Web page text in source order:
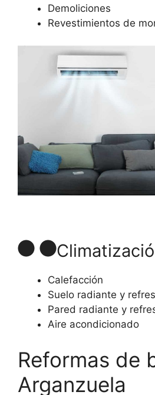
Demoliciones
Revestimientos de
Calefacción
Suelo radiante y
Pared radiante y
Aire acondicionado
Reformas de
Arganzuela